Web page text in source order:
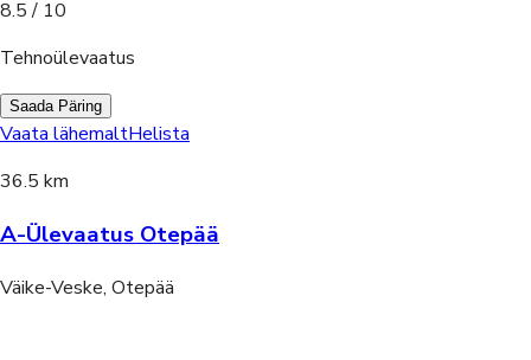
8.5 / 10
Tehnoülevaatus
Saada Päring
Vaata lähemaltHelista
36.5 km
A-Ülevaatus Otepää
Väike-Veske, Otepää